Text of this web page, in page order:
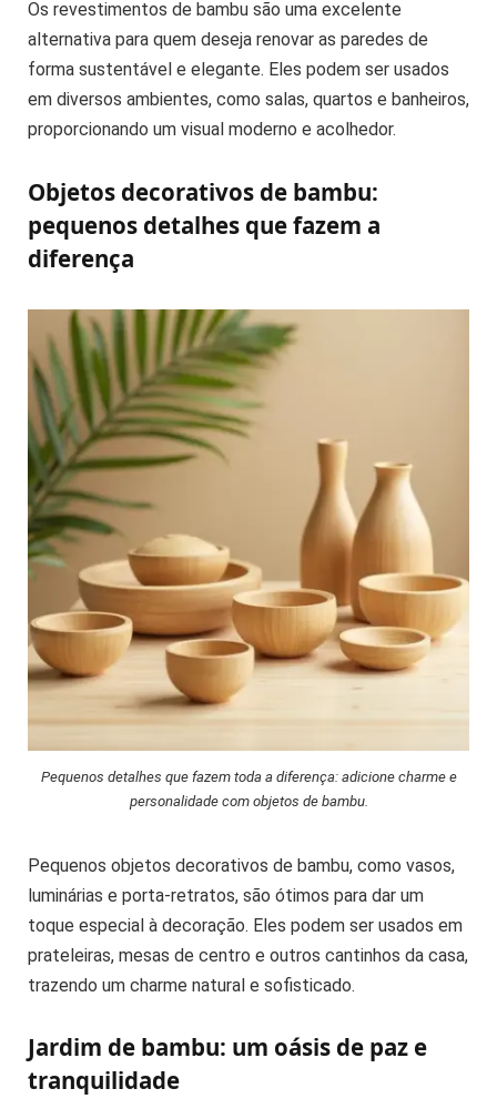
Os revestimentos de bambu são uma excelente
alternativa para quem deseja renovar as paredes de
forma sustentável e elegante. Eles podem ser usados
em diversos ambientes, como salas, quartos e banheiros,
proporcionando um visual moderno e acolhedor.
Objetos decorativos de bambu:
pequenos detalhes que fazem a
diferença
Pequenos detalhes que fazem toda a diferença: adicione charme e
personalidade com objetos de bambu.
Pequenos objetos decorativos de bambu, como vasos,
luminárias e porta-retratos, são ótimos para dar um
toque especial à decoração. Eles podem ser usados em
prateleiras, mesas de centro e outros cantinhos da casa,
trazendo um charme natural e sofisticado.
Jardim de bambu: um oásis de paz e
tranquilidade